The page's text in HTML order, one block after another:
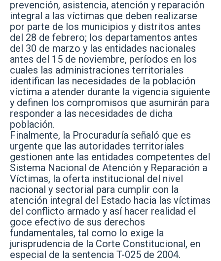
prevención, asistencia, atención y reparación
integral a las víctimas que deben realizarse
por parte de los municipios y distritos antes
del 28 de febrero; los departamentos antes
del 30 de marzo y las entidades nacionales
antes del 15 de noviembre, períodos en los
cuales las administraciones territoriales
identifican las necesidades de la población
víctima a atender durante la vigencia siguiente
y definen los compromisos que asumirán para
responder a las necesidades de dicha
población.
Finalmente, la Procuraduría señaló que es
urgente que las autoridades territoriales
gestionen ante las entidades competentes del
Sistema Nacional de Atención y Reparación a
Víctimas, la oferta institucional del nivel
nacional y sectorial para cumplir con la
atención integral del Estado hacia las víctimas
del conflicto armado y así hacer realidad el
goce efectivo de sus derechos
fundamentales, tal como lo exige la
jurisprudencia de la Corte Constitucional, en
especial de la sentencia T-025 de 2004.